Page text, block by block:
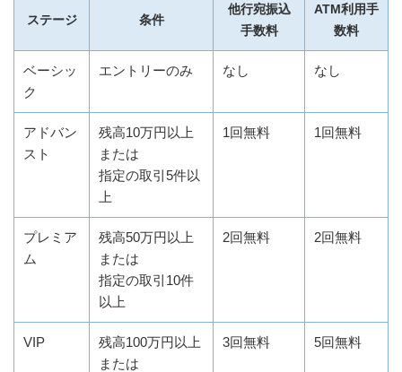
ステージ 条件
他行宛振込
手数料
ATM利用手
数料
ベーシッ
ク
エントリーのみ なし なし
アドバン
スト
残高10万円以上
または
指定の取引5件以
上
1回無料 1回無料
プレミア
ム
残高50万円以上
または
指定の取引10件
以上
2回無料 2回無料
VIP
残高100万円以上
または
3回無料 5回無料